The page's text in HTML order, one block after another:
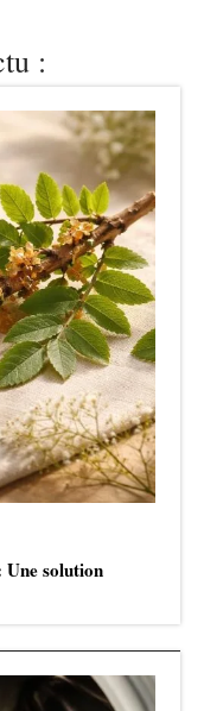
:
solution